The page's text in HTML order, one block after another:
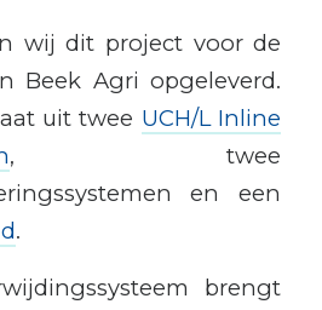
wij dit project voor de
Beek Agri opgeleverd.
uit twee UCH/L Inline
, twee
en een
.
brengt